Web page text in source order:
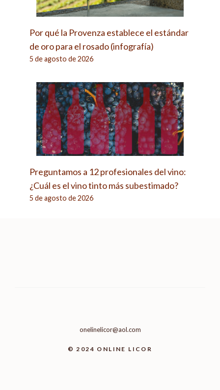
Por qué la Provenza establece el estándar
de oro para el rosado (infografía)
5 de agosto de 2026
Preguntamos a 12 profesionales del vino:
¿Cuál es el vino tinto más subestimado?
5 de agosto de 2026
© 2024 ONLINE LICOR
onelinelicor@aol.com